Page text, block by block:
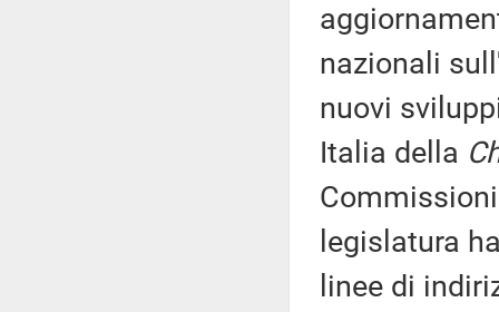
nazionali
nuovi
Italia della
legislatura
linee di